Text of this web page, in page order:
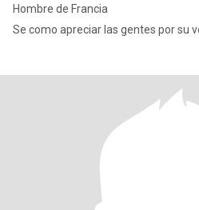
Hombre de Francia
Se como apreciar las gentes por su